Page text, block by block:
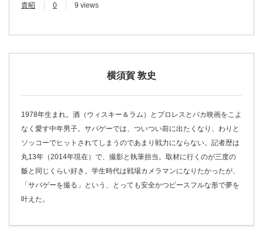
貴昭
0 9 views
横須賀 敦史
1978年生まれ。酒（ウィスキー＆ラム）とプロレスとバカ映画をこよ
なく愛す中年男子。サバゲーでは、ついつい前に出たくなり、わりと
ソッコーでヒットされてしまうのであまり戦力にならない。記者歴は
丸13年（2014年現在）で、撮影と執筆担当。取材に行くのが三度の
飯と同じくらい好き。学生時代は戦場カメラマンになりたかったが、
「サバゲーを撮る」という、とっても安全かつピースフルな形で夢を
叶えた。